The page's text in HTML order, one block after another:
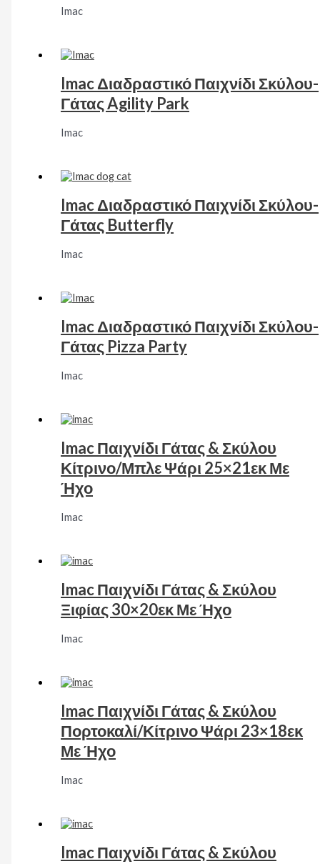
Imac
Imac Διαδραστικό Παιχνίδι Σκύλου-
Γάτας Agility Park
Imac
Imac Διαδραστικό Παιχνίδι Σκύλου-
Γάτας Butterfly
Imac
Imac Διαδραστικό Παιχνίδι Σκύλου-
Γάτας Pizza Party
Imac
Imac Παιχνίδι Γάτας & Σκύλου
Κίτρινο/Μπλε Ψάρι 25×21εκ Με
Ήχο
Imac
Imac Παιχνίδι Γάτας & Σκύλου
Ξιφίας 30×20εκ Με Ήχο
Imac
Imac Παιχνίδι Γάτας & Σκύλου
Πορτοκαλί/Κίτρινο Ψάρι 23×18εκ
Με Ήχο
Imac
Imac Παιχνίδι Γάτας & Σκύλου